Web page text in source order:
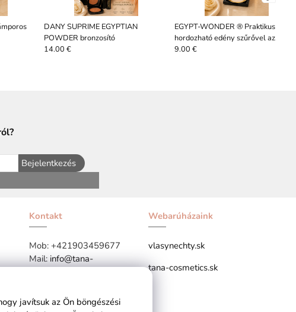
DANY SUPRIME EGYPTIAN
POWDER bronzosító
14.00 €
EGYPT-WONDER ® Praktikus
hordozható edény szűrővel az
egyiptomi agyagedényekhez
9.00 €
Bejelentkezés
Kontakt
Mob:+421903459677
Mail:info@tana-
Webarúházaink
vlasynechty.sk
tana-cosmetics.sk
javítsuk az Ön böngészési